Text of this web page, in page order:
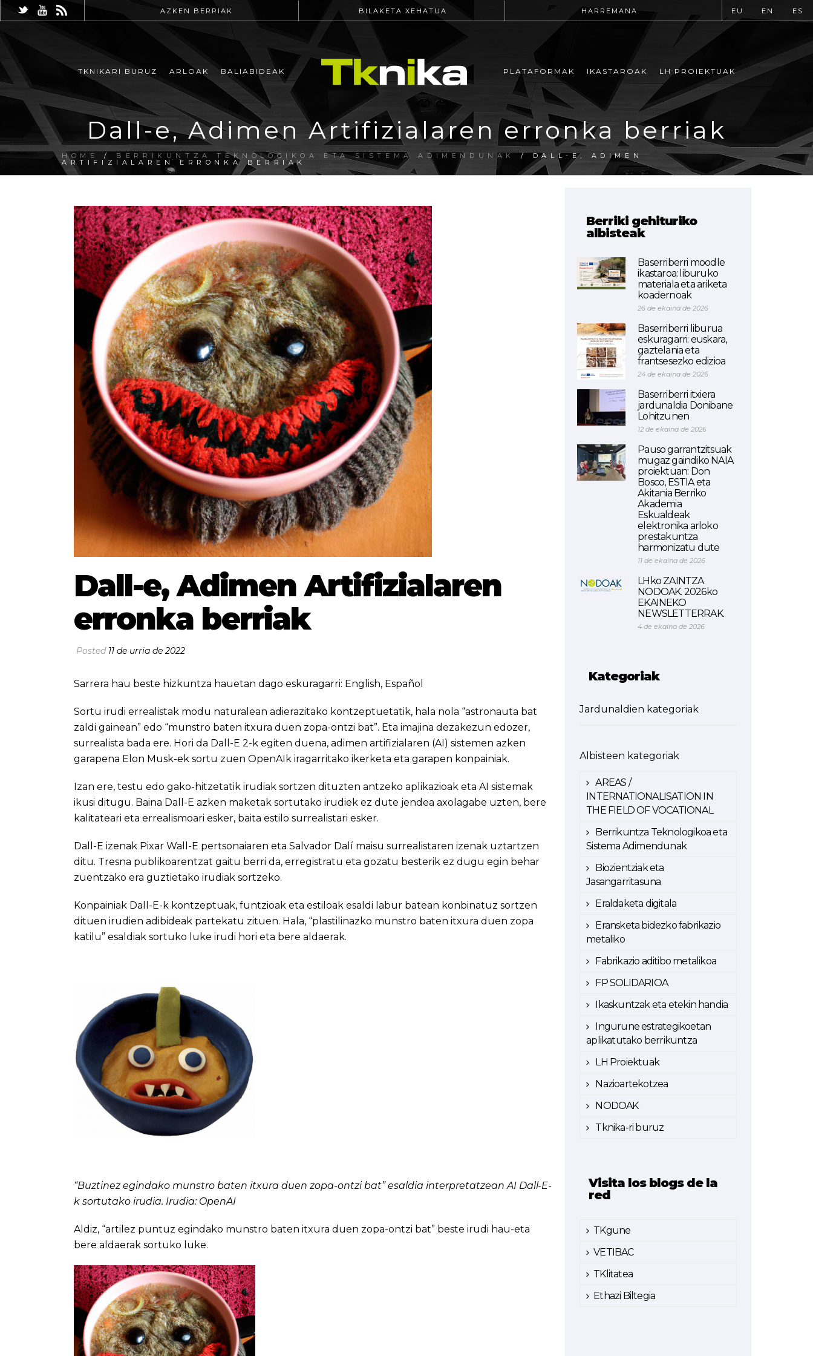
AZKEN BERRIAK BILAKETA XEHATUA HARREMANA EU EN ES
TKNIKARI BURUZ ARLOAK BALIABIDEAK PLATAFORMAK IKASTAROAK LH PROIEKTUAK
Dall-e, Adimen Artifizialaren erronka berriak
HOME / BERRIKUNTZA TEKNOLOGIKOA ETA SISTEMA ADIMENDUNAK / DALL-E, ADIMEN
ARTIFIZIALAREN ERRONKA BERRIAK
Dall-e, Adimen Artifizialaren
erronka berriak
Posted 11 de urria de 2022
Sarrera hau beste hizkuntza hauetan dago eskuragarri: English, Español
Sortu irudi errealistak modu naturalean adierazitako kontzeptuetatik, hala nola “astronauta bat
zaldi gainean” edo “munstro baten itxura duen zopa-ontzi bat”. Eta imajina dezakezun edozer,
surrealista bada ere. Hori da Dall-E 2-k egiten duena, adimen artifizialaren (AI) sistemen azken
garapena Elon Musk-ek sortu zuen OpenAIk iragarritako ikerketa eta garapen konpainiak.
Izan ere, testu edo gako-hitzetatik irudiak sortzen dituzten antzeko aplikazioak eta AI sistemak
ikusi ditugu. Baina Dall-E azken maketak sortutako irudiek ez dute jendea axolagabe uzten, bere
kalitateari eta errealismoari esker, baita estilo surrealistari esker.
Dall-E izenak Pixar Wall-E pertsonaiaren eta Salvador Dalí maisu surrealistaren izenak uztartzen
ditu. Tresna publikoarentzat gaitu berri da, erregistratu eta gozatu besterik ez dugu egin behar
zuentzako era guztietako irudiak sortzeko.
Konpainiak Dall-E-k kontzeptuak, funtzioak eta estiloak esaldi labur batean konbinatuz sortzen
dituen irudien adibideak partekatu zituen. Hala, “plastilinazko munstro baten itxura duen zopa
katilu” esaldiak sortuko luke irudi hori eta bere aldaerak.
“Buztinez egindako munstro baten itxura duen zopa-ontzi bat” esaldia interpretatzean AI Dall-E-
k sortutako irudia. Irudia: OpenAI
Aldiz, “artilez puntuz egindako munstro baten itxura duen zopa-ontzi bat” beste irudi hau-eta
bere aldaerak sortuko luke.
Berriki gehituriko
albisteak
Baserriberri moodle
ikastaroa: liburuko
materiala eta ariketa
koadernoak
26 de ekaina de 2026
Baserriberri liburua
eskuragarri: euskara,
gaztelania eta
frantsesezko edizioa
24 de ekaina de 2026
Baserriberri itxiera
jardunaldia Donibane
Lohitzunen
12 de ekaina de 2026
Pauso garrantzitsuak
mugaz gaindiko NAIA
proiektuan: Don
Bosco, ESTIA eta
Akitania Berriko
Akademia
Eskualdeak
elektronika arloko
prestakuntza
harmonizatu dute
11 de ekaina de 2026
LHko ZAINTZA
NODOAK. 2026ko
EKAINEKO
NEWSLETTERRAK.
4 de ekaina de 2026
Kategoriak
Jardunaldien kategoriak
Albisteen kategoriak
AREAS /
INTERNATIONALISATION IN
THE FIELD OF VOCATIONAL
Berrikuntza Teknologikoa eta
Sistema Adimendunak
Biozientziak eta
Jasangarritasuna
Eraldaketa digitala
Eransketa bidezko fabrikazio
metaliko
Fabrikazio aditibo metalikoa
FP SOLIDARIOA
Ikaskuntzak eta etekin handia
Ingurune estrategikoetan
aplikatutako berrikuntza
LH Proiektuak
Nazioartekotzea
NODOAK
Tknika-ri buruz
Visita los blogs de la
red
TKgune
VETIBAC
TKlitatea
Ethazi Biltegia